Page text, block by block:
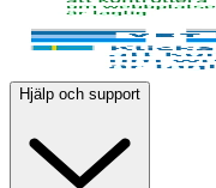
Hjälp och support